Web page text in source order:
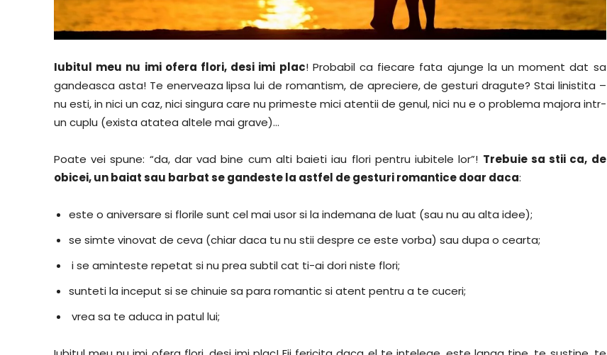
Iubitul meu nu imi ofera flori, desi imi plac! Probabil ca fiecare fata ajunge la un moment dat sa
gandeasca asta! Te enerveaza lipsa lui de romantism, de apreciere, de gesturi dragute? Stai linistita –
nu esti, in nici un caz, nici singura care nu primeste mici atentii de genul, nici nu e o problema majora intr-
un cuplu (exista atatea altele mai grave)…
Poate vei spune: “da, dar vad bine cum alti baieti iau flori pentru iubitele lor”! Trebuie sa stii ca, de
obicei, un baiat sau barbat se gandeste la astfel de gesturi romantice doar daca:
este o aniversare si florile sunt cel mai usor si la indemana de luat (sau nu au alta idee);
se simte vinovat de ceva (chiar daca tu nu stii despre ce este vorba) sau dupa o cearta;
i se aminteste repetat si nu prea subtil cat ti-ai dori niste flori;
sunteti la inceput si se chinuie sa para romantic si atent pentru a te cuceri;
vrea sa te aduca in patul lui;